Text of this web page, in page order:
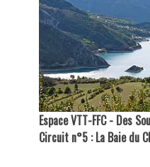
Espace VTT-FFC - Des
Circuit n°5 : La Baie du